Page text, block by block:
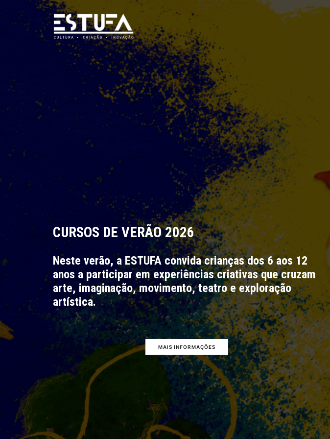
CURSOS DE VERÃO 2026
Neste verão, a ESTUFA convida crianças dos 6 aos 12
anos a participar em experiências criativas que cruzam
arte, imaginação, movimento, teatro e exploração
artística.
MAIS INFORMAÇÕES